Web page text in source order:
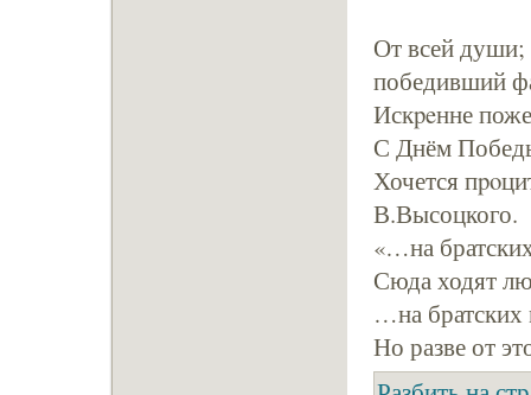
От всей души;
победивший
Искpeнне
С Днём
Хочется
В.Высоцкого.
«…на
Сюда ходят
…на братских
Но разве от